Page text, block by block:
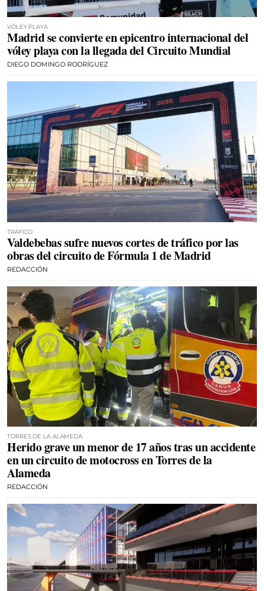
VÓLEY PLAYA
Madrid se convierte en epicentro internacional del
vóley playa con la llegada del Circuito Mundial
DIEGO DOMINGO RODRÍGUEZ
TRÁFICO
Valdebebas sufre nuevos cortes de tráfico por las
obras del circuito de Fórmula 1 de Madrid
REDACCIÓN
TORRES DE LA ALAMEDA
Herido grave un menor de 17 años tras un accidente
en un circuito de motocross en Torres de la
Alameda
REDACCIÓN